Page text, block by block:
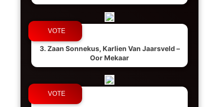
3. Zaan Sonnekus, Karlien Van Jaarsveld –
Oor Mekaar